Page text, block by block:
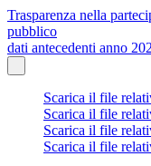
Trasparenza nella
pubblico
dati antecedenti anno
Scarica il file
Scarica il file
Scarica il file
Scarica il file